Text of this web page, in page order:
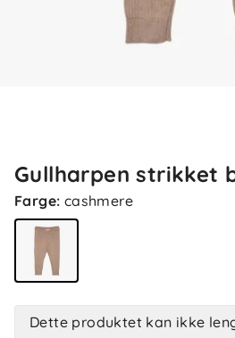
Gullharpen strikket
Farge: cashmere
Dette produktet kan ikke